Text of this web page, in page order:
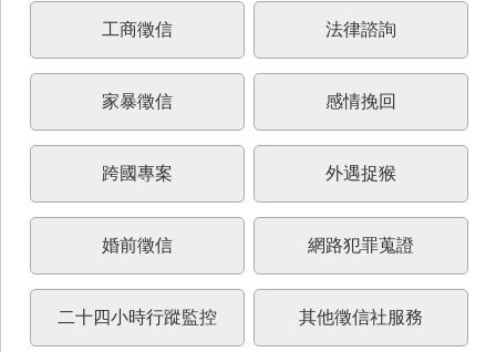
工商徵信 法律諮詢
家暴徵信 感情挽回
跨國專案 外遇捉猴
婚前徵信 網路犯罪蒐證
二十四小時行蹤監控 其他徵信社服務